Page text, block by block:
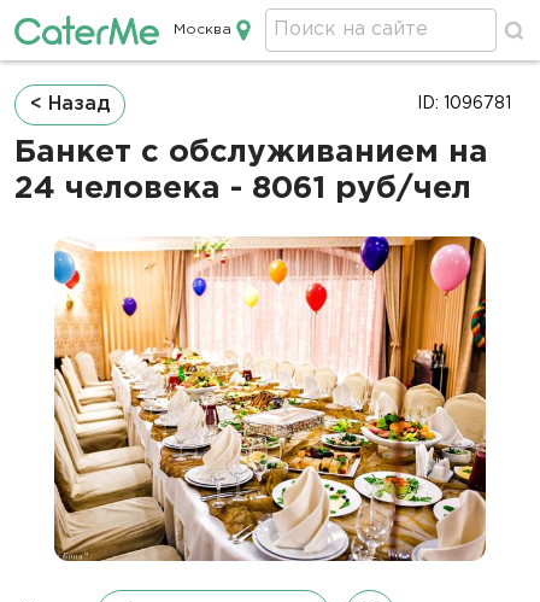
Кейтеринг в Москве
Москва
Строка
навигации
< Назад
Банкет с обслуживанием на
24 человека - 8061 руб/чел
ID: 1096781